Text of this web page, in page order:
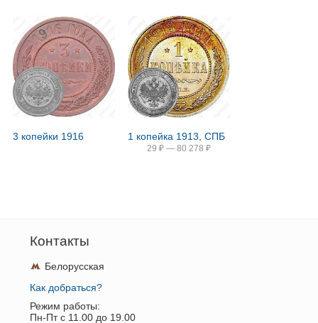
3 копейки 1916 1 копейка 1913, СПБ
29 ₽ — 80 278 ₽
Контакты
Белорусская
Как добраться?
Режим работы:
Пн-Пт c 11.00 до 19.00